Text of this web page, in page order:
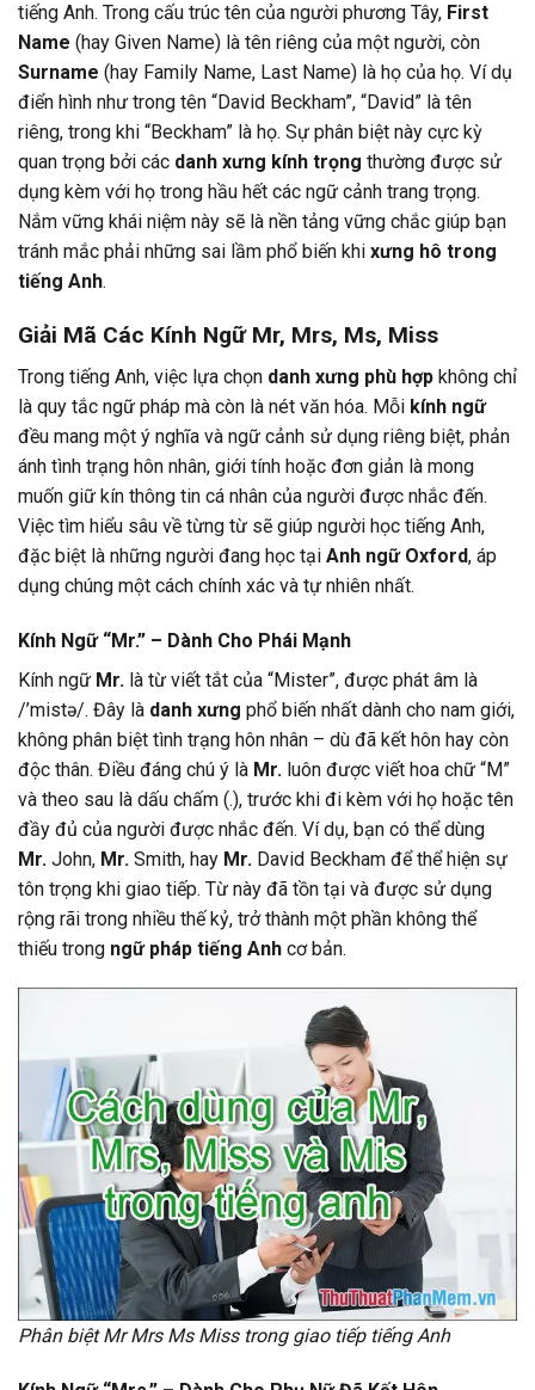
tiếng Anh. Trong cấu trúc tên của người phương Tây, First
Name (hay Given Name) là tên riêng của một người, còn
Surname (hay Family Name, Last Name) là họ của họ. Ví dụ
điển hình như trong tên “David Beckham”, “David” là tên
riêng, trong khi “Beckham” là họ. Sự phân biệt này cực kỳ
quan trọng bởi các danh xưng kính trọng thường được sử
dụng kèm với họ trong hầu hết các ngữ cảnh trang trọng.
Nắm vững khái niệm này sẽ là nền tảng vững chắc giúp bạn
tránh mắc phải những sai lầm phổ biến khi xưng hô trong
tiếng Anh.
Giải Mã Các Kính Ngữ Mr, Mrs, Ms, Miss
Trong tiếng Anh, việc lựa chọn danh xưng phù hợp không chỉ
là quy tắc ngữ pháp mà còn là nét văn hóa. Mỗi kính ngữ
đều mang một ý nghĩa và ngữ cảnh sử dụng riêng biệt, phản
ánh tình trạng hôn nhân, giới tính hoặc đơn giản là mong
muốn giữ kín thông tin cá nhân của người được nhắc đến.
Việc tìm hiểu sâu về từng từ sẽ giúp người học tiếng Anh,
đặc biệt là những người đang học tại Anh ngữ Oxford, áp
dụng chúng một cách chính xác và tự nhiên nhất.
Kính Ngữ “Mr.” – Dành Cho Phái Mạnh
Kính ngữ Mr. là từ viết tắt của “Mister”, được phát âm là
/’mistə/. Đây là danh xưng phổ biến nhất dành cho nam giới,
không phân biệt tình trạng hôn nhân – dù đã kết hôn hay còn
độc thân. Điều đáng chú ý là Mr. luôn được viết hoa chữ “M”
và theo sau là dấu chấm (.), trước khi đi kèm với họ hoặc tên
đầy đủ của người được nhắc đến. Ví dụ, bạn có thể dùng
Mr. John, Mr. Smith, hay Mr. David Beckham để thể hiện sự
tôn trọng khi giao tiếp. Từ này đã tồn tại và được sử dụng
rộng rãi trong nhiều thế kỷ, trở thành một phần không thể
thiếu trong ngữ pháp tiếng Anh cơ bản.
Phân biệt Mr Mrs Ms Miss trong giao tiếp tiếng Anh